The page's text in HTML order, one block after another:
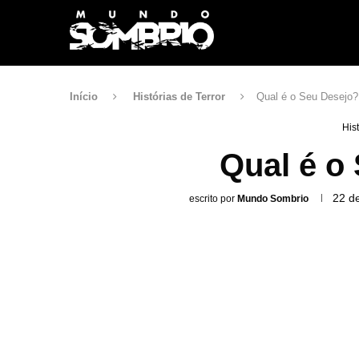
Início Histórias de Terror Qual é o Seu Desejo?
Qual é o
escrito por Mundo Sombrio 22